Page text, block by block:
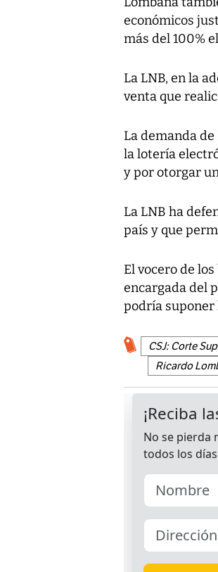
económicos
más del 100%
La LNB, en la
venta que
La demanda
la lotería
y por otorgar
La LNB ha
país y que
El vocero de
encargada del
podría suponer
CSJ: Corte
Ricardo